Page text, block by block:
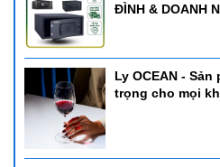
ĐÌNH & DOANH
Ly OCEAN -
trọng cho mọi